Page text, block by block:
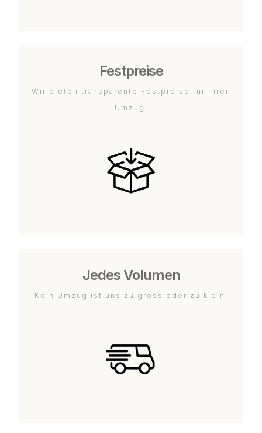
Festpreise
Wir bieten transparente Festpreise für Ihren
Umzug.
Jedes Volumen
Kein Umzug ist uns zu gross oder zu klein.